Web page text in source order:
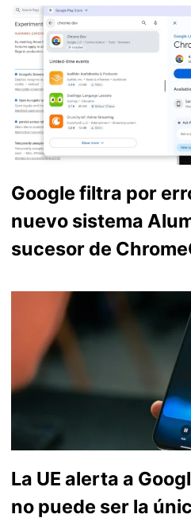
Google filtra por
nuevo sistema
sucesor de
La UE alerta a
no puede ser la